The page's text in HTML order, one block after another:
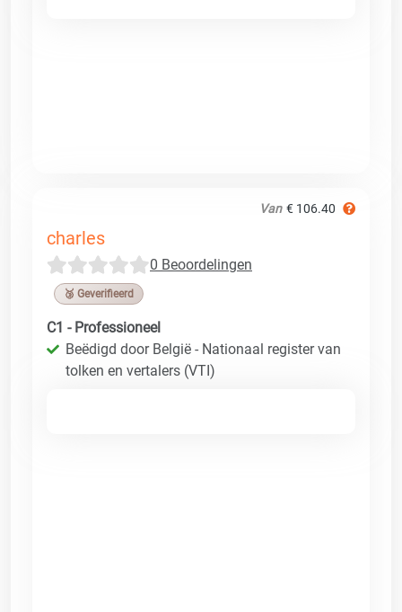
Van € 106.40
charles
0 Beoordelingen
🥉 Geverifieerd
C1 - Professioneel
Beëdigd door België - Nationaal register van
tolken en vertalers (VTI)